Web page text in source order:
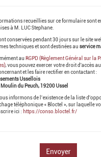
recueillies sur ce formulaire sont
à M. LUC Stephane.
conservées pendant 30 jours sur le site
techniques et sont destinées au service
au RGPD (Règlement Général sur la
, vous pouvez exercer votre droit d'accès
et les faire rectifier en contactant :
Ussellois
Moulin du Peuch, 19200 Ussel
informons de l’existence de la liste
téléphonique « Bloctel », sur laquelle
ici : https://conso.bloctel.fr/
Envoyer